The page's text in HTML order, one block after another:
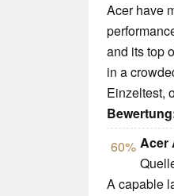
Acer have
and its top
in a
Einzeltest,
60% Acer
A capable